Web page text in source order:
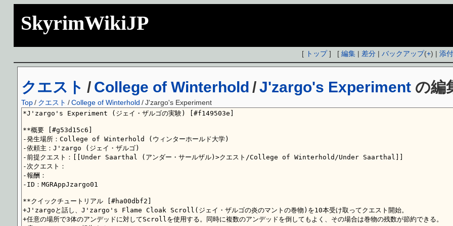
SkyrimWikiJP
[ トップ] [編集 | 差分 |バックアップ(+) |添
クエスト / College of Winterhold /J'zargo's Experiment の編
Top/ クエスト /College of Winterhold / J'zargo's Experiment